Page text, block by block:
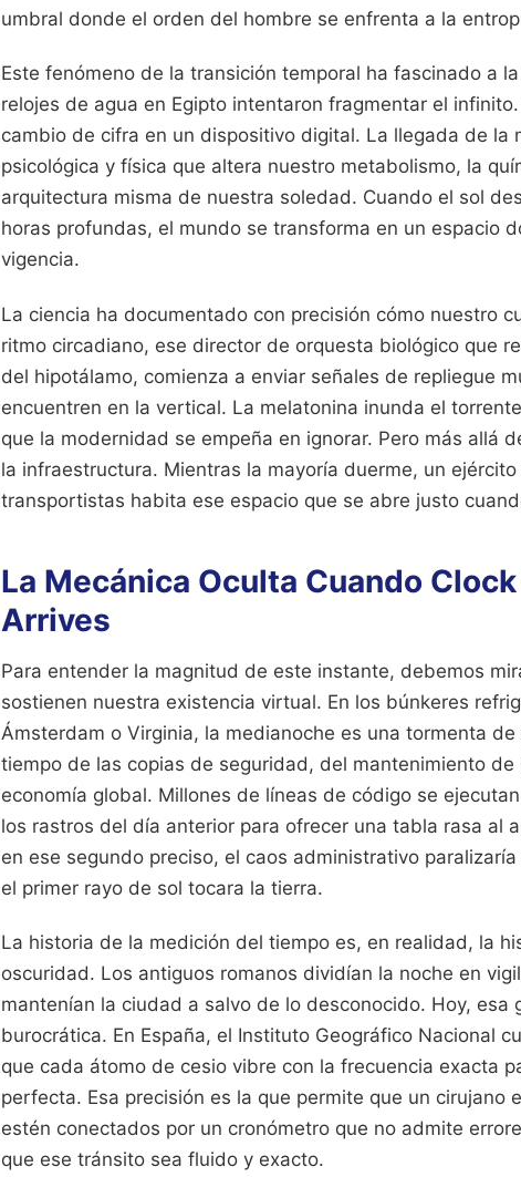
umbral donde el orden del hombre se enfrenta a la
Este fenómeno de la transición temporal ha fascinado a
relojes de agua en Egipto intentaron fragmentar el
cambio de cifra en un dispositivo digital. La llegada de la
psicológica y física que altera nuestro metabolismo, la
arquitectura misma de nuestra soledad. Cuando el sol
horas profundas, el mundo se transforma en un espacio
vigencia.
La ciencia ha documentado con precisión cómo nuestro
ritmo circadiano, ese director de orquesta biológico que
del hipotálamo, comienza a enviar señales de repliegue
encuentren en la vertical. La melatonina inunda el
que la modernidad se empeña en ignorar. Pero más allá
la infraestructura. Mientras la mayoría duerme, un
transportistas habita ese espacio que se abre justo
La Mecánica Oculta Cuando
Arrives
Para entender la magnitud de este instante, debemos
sostienen nuestra existencia virtual. En los búnkeres
Ámsterdam o Virginia, la medianoche es una tormenta
tiempo de las copias de seguridad, del mantenimiento
economía global. Millones de líneas de código se
los rastros del día anterior para ofrecer una tabla rasa al
en ese segundo preciso, el caos administrativo
el primer rayo de sol tocara la tierra.
La historia de la medición del tiempo es, en realidad, la
oscuridad. Los antiguos romanos dividían la noche en
mantenían la ciudad a salvo de lo desconocido. Hoy, esa
burocrática. En España, el Instituto Geográfico Nacional
que cada átomo de cesio vibre con la frecuencia exacta
perfecta. Esa precisión es la que permite que un cirujano
estén conectados por un cronómetro que no admite
que ese tránsito sea fluido y exacto.